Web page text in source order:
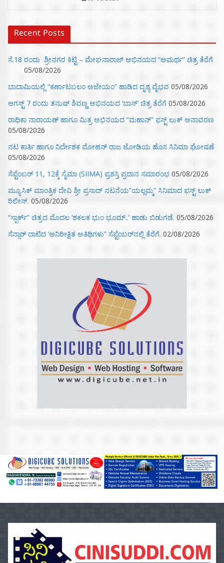
Recent Posts
ಸೆ.18 ರಂದು ಶ್ರೀನಗರ ಕಿಟ್ಟಿ – ಮೇಘನಾರಾಜ್ ಅಭಿನಯದ “ಅಮರ್ಥ” ಚಿತ್ರ ತೆರೆಗೆ
05/08/2026
ಬಾದಾಮಿಯಲ್ಲಿ “ಕರ್ಣಾಟಬಲಂ ಅಜೇಯಂ” ಹಾಡಿದ ದೃಶ್ಯ ವೈಭವ 05/08/2026
ಆಗಸ್ಟ್ 7 ರಂದು ತನುಷ್ ಶಿವಣ್ಣ ಅಭಿನಯದ ‘ಬಾಸ್’ ಚಿತ್ರ ತೆರೆಗೆ 05/08/2026
ರಾಧಿಕಾ ನಾರಾಯಣ್ ಹಾಗೂ ಮಿತ್ರ ಅಭಿನಯದ “ಮಹಾನ್” ಫಸ್ಟ್ ಲುಕ್ ಅನಾವರಣ
05/08/2026
ನಟ ಕಾರ್ತಿ ಹಾಗೂ ನಿರ್ದೇಶಕ ಮೋಹನ್ ರಾಜ ಜೋಡಿಯ ಹೊಸ ಸಿನಿಮಾ ಘೋಷಣೆ
05/08/2026
ಸೆಪ್ಟೆಂಬರ್ 11, 12ಕ್ಕೆ ಸೈಮಾ (SIIMA) ಪ್ರಶಸ್ತಿ ಪ್ರದಾನ ಸಮಾರಂಭ 05/08/2026
ಮ್ಯೂಸಿಕ್‌ ಮಾಂತ್ರಿಕ ದೇವಿ ಶ್ರೀ ಪ್ರಸಾದ್ ನಟನೆಯ”ಯಲ್ಲಮ್ಮ” ಸಿನಿಮಾದ ಫಸ್ಟ್‌ ಲುಕ್‌
ರಿಲೀಸ್. 05/08/2026
“ಸ್ಪಾರ್ಕ್” ಚಿತ್ರದ ಮೊದಲ‌ ‘ಶಕಲಕ ಭುಂ‌ ಭೂಮ್..’ ಹಾಡು ಬಿಡುಗಡೆ. 05/08/2026
ಸೆನ್ಸಾರ್ ದಾಟಿದ ‘ಅನಿರೀಕ್ಷಿತ ಅತಿಥಿಗಳು” ಸೆಪ್ಟೆಂಬರ್‌ನಲ್ಲಿ ತೆರೆಗೆ. 02/08/2026